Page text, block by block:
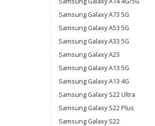
Samsung Galaxy A73 5G
Samsung Galaxy A53 5G
Samsung Galaxy A33 5G
Samsung Galaxy A23
Samsung Galaxy A13 5G
Samsung Galaxy A13 4G
Samsung Galaxy S22 Ultra
Samsung Galaxy S22 Plus
Samsung Galaxy S22